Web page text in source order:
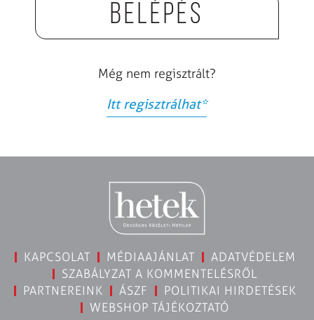
Belépés
Még nem regisztrált?
Itt regisztrálhat*
KAPCSOLAT MÉDIAAJÁNLAT
ADATVÉDELEM
SZABÁLYZAT A KOMMENTELÉSRŐL
PARTNEREINK
ÁSZF
POLITIKAI HIRDETÉSEK
WEBSHOP TÁJÉKOZTATÓ